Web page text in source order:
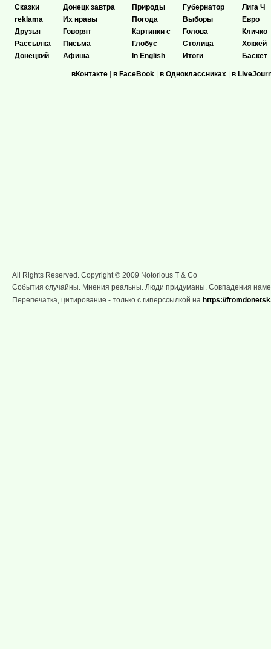
Сказки
reklama
Друзья
Рассылка
Донецкий
Донецк завтра
Их нравы
Говорят
Письма
Афиша
Природы
Погода
Картинки с
Глобус
In English
Губернатор
Выборы
Голова
Столица
Итоги
Лига Ч
Евро
Кличко
Хоккей
Баскет
вКонтакте в FaceBook в Одноклассниках в
All Rights Reserved. Copyright © 2009 Notorious T & Co
События случайны. Мнения реальны. Люди придуманы. Совпадения
Перепечатка, цитирование - только с гиперссылкой на https://